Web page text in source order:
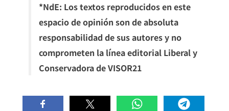
*NdE: Los textos reproducidos en este
espacio de opinión son de absoluta
responsabilidad de sus autores y no
comprometen la línea editorial Liberal y
Conservadora de VISOR21